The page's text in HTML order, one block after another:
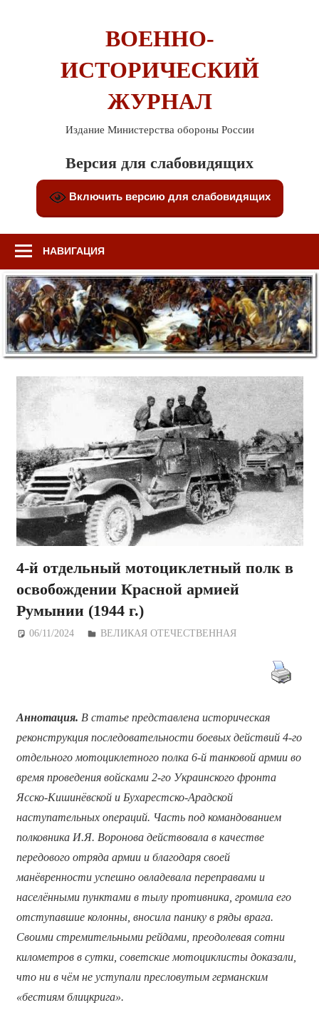
ВОЕННО-
ИСТОРИЧЕСКИЙ
ЖУРНАЛ
Издание Министерства обороны России
Версия для слабовидящих
Включить версию для слабовидящих
НАВИГАЦИЯ
4-й отдельный мотоциклетный полк в
освобождении Красной армией
Румынии (1944 г.)
06/11/2024 Дежурный по Редакции
ВЕЛИКАЯ ОТЕЧЕСТВЕННАЯ
Аннотация. В статье представлена историческая
реконструкция последовательности боевых действий 4-го
отдельного мотоциклетного полка 6-й танковой армии во
время проведения войсками 2-го Украинского фронта
Ясско-Кишинёвской и Бухарестско-Арадской
наступательных операций. Часть под командованием
полковника И.Я. Воронова действовала в качестве
передового отряда армии и благодаря своей
манёвренности успешно овладевала переправами и
населёнными пунктами в тылу противника, громила его
отступавшие колонны, вносила панику в ряды врага.
Своими стремительными рейдами, преодолевая сотни
километров в сутки, советские мотоциклисты доказали,
что ни в чём не уступали пресловутым германским
«бестиям блицкрига».